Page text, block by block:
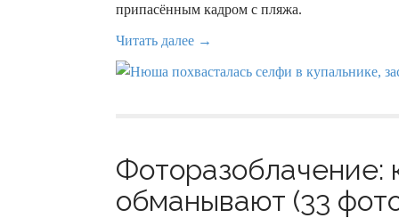
припасённым кадром с пляжа.
Читать далее →
обманывают (33